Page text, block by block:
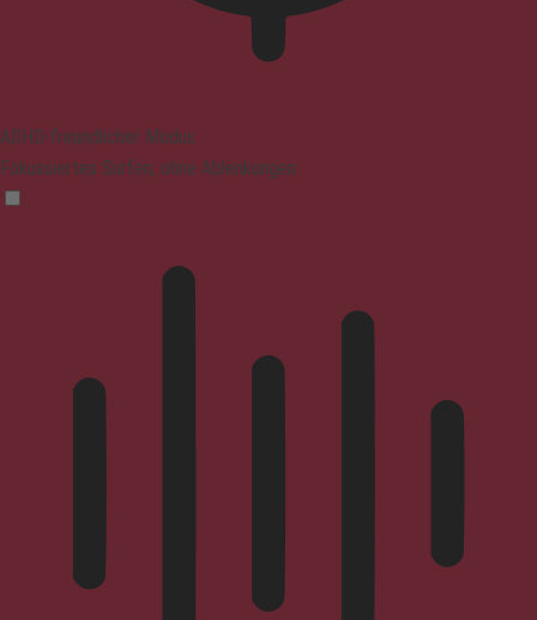
ADHD-freundlicher Modus
Fokussiertes Surfen, ohne Ablenkungen